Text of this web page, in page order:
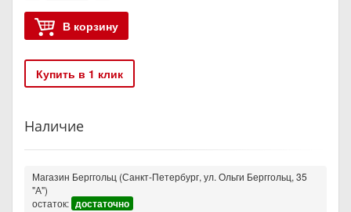
В корзину
Купить в 1 клик
Наличие
Магазин Берггольц (Санкт-Петербург, ул. Ольги Берггольц, 35
"А")
остаток: достаточно